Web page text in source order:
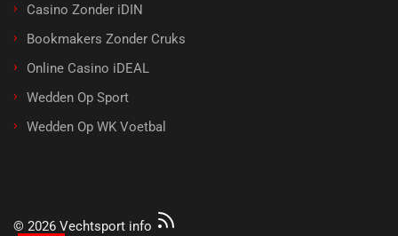
Casino Zonder iDIN
Bookmakers Zonder Cruks
Online Casino iDEAL
Wedden Op Sport
Wedden Op WK Voetbal
© 2026 Vechtsport info